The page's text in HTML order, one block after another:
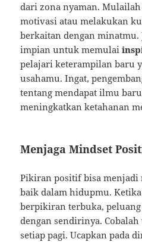
dari zona nyaman.
motivasi atau melakukan
berkaitan dengan minatmu.
impian untuk memulai
pelajari keterampilan baru
usahamu. Ingat,
tentang mendapat ilmu
meningkatkan ketahanan
Menjaga Mindset
Pikiran positif bisa
baik dalam hidupmu.
berpikiran terbuka,
dengan sendirinya.
setiap pagi. Ucapkan pada